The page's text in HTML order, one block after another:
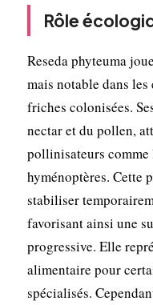
Rôle
Reseda phyteuma
mais notable dans
friches colonisées.
nectar et du pollen,
pollinisateurs comme
hyménoptères. Cette
stabiliser
favorisant ainsi une
progressive. Elle
alimentaire pour
spécialisés.